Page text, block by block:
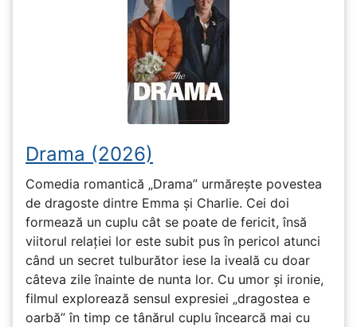
Drama (2026)
Comedia romantică „Drama” urmărește povestea
de dragoste dintre Emma și Charlie. Cei doi
formează un cuplu cât se poate de fericit, însă
viitorul relației lor este subit pus în pericol atunci
când un secret tulburător iese la iveală cu doar
câteva zile înainte de nunta lor. Cu umor și ironie,
filmul explorează sensul expresiei „dragostea e
oarbă” în timp ce tânărul cuplu încearcă mai cu